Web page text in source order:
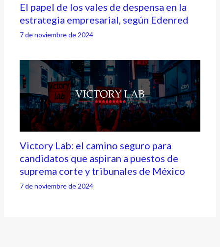
El papel de los vales de despensa en la
estrategia empresarial, según Edenred
7 de noviembre de 2024
Victory Lab: el camino seguro para
candidatos que aspiran a puestos de
suprema corte y tribunales de México
7 de noviembre de 2024